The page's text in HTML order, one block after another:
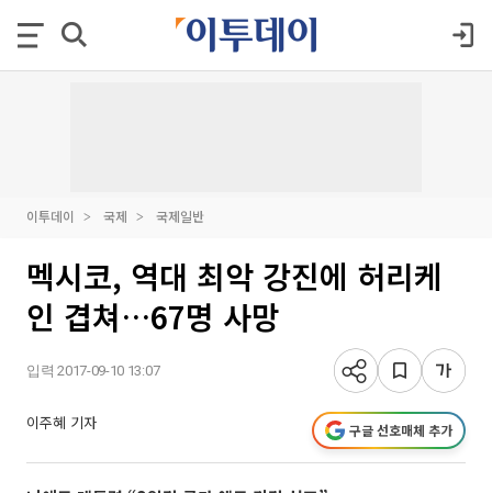
이투데이 국제 국제일반
멕시코, 역대 최악 강진에 허리케
인 겹쳐…67명 사망
입력 2017-09-10 13:07
이주혜 기자 구글 선호매체 추가